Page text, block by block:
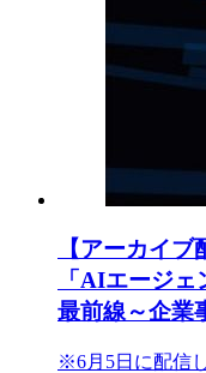
【アーカイ
「AIエージ
最前線～企業
※6月5日に配信